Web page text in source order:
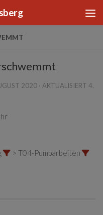
2020 · AKTUALISIERT 4.
> T04-Pumparbeiten